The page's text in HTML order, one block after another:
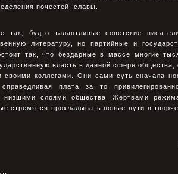
почестей, славы.
так, будто талантливые советские
литературу, но партийные и
так, что бездарные в массе многие
власть в данной сфере
коллегами. Они сами суть сначала
плата за то
низшими слоями общества. Жертвами
стремятся прокладывать новые пути в